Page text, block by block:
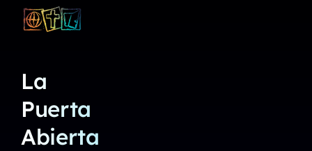
La
Puerta
Abierta